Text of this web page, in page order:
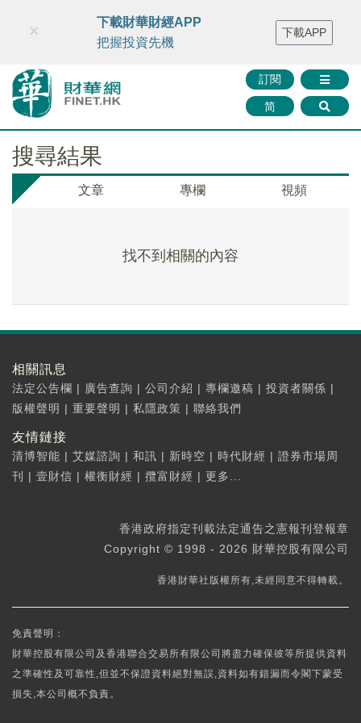
財華智庫網 FINTV FINMETA 財華證券 媒體矩陣
智庫沙龍
聯絡我們
訂閱
简
×
下載財華財經APP
把握投資先機
下載APP
搜尋結果
文章 專欄 視頻
找不到相關的內容
相關訊息
法定公告欄 | 廣告查詢 | 公司介紹 | 專欄邀稿 | 投資者關係 |
版權聲明 | 重要聲明 | 私隱政策 | 聯絡我們
友情鏈接
清博智能 | 艾媒諮詢 | 和訊 | 新時空 | 時代財經 | 證券市場周
刊
| 壹財信 | 權衡財經 | 攬富財經 | 更多...
香港政府指定刊載法定通告之憲報刊登報章
Copyright © 1998 - 2026 財華控股有限公司
香港財華社版權所有,未經同意不得轉載。
免責聲明：
財華控股有限公司及香港聯合交易所有限公司將盡力確保彼等所提供資料
之準確性及可靠性,但並不保證資料絕對無誤,資料如有錯漏而令閣下蒙受
損失,本公司概不負責。